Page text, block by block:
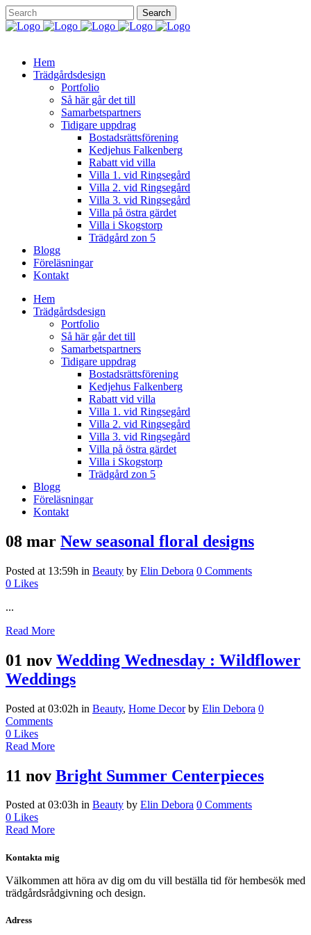
Hem
Trädgårdsdesign
Portfolio
Så här går det till
Samarbetspartners
Tidigare uppdrag
Bostadsrättsförening
Kedjehus Falkenberg
Rabatt vid villa
Villa 1. vid Ringsegård
Villa 2. vid Ringsegård
Villa 3. vid Ringsegård
Villa på östra gärdet
Villa i Skogstorp
Trädgård zon 5
Blogg
Föreläsningar
Kontakt
Hem
Trädgårdsdesign
Portfolio
Så här går det till
Samarbetspartners
Tidigare uppdrag
Bostadsrättsförening
Kedjehus Falkenberg
Rabatt vid villa
Villa 1. vid Ringsegård
Villa 2. vid Ringsegård
Villa 3. vid Ringsegård
Villa på östra gärdet
Villa i Skogstorp
Trädgård zon 5
Blogg
Föreläsningar
Kontakt
08 mar New seasonal floral designs
Posted at 13:59h in Beauty by Elin Debora 0 Comments
0 Likes
...
Read More
01 nov Wedding Wednesday : Wildflower
Weddings
Posted at 03:02h in Beauty, Home Decor by Elin Debora 0
Comments
0 Likes
Read More
11 nov Bright Summer Centerpieces
Posted at 03:03h in Beauty by Elin Debora 0 Comments
0 Likes
Read More
Kontakta mig
Välkommen att höra av dig om du vill beställa tid för hembesök med
trädgårdsrådgivning och design.
Adress